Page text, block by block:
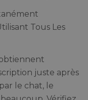
Tous Les
juste après
le chat, le